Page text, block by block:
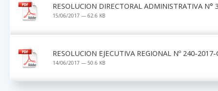
RESOLUCION DIRECTORAL ADMINISTRATIVA N°
15/06/2017 — 62.6 KB
RESOLUCION EJECUTIVA REGIONAL Nº 240-2017-
14/06/2017 — 50.6 KB